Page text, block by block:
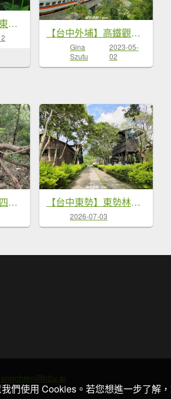
〔台中〕外埔水流東桐花步道，薑荷花農場
【台中外埔】高鐵觀景台、綠樹成蔭下賞桐花。 外埔水流東桐花步道
Gina
Szutu
2023-05-
02
【台中北屯】大坑四號步道x頭嵙山 【台中東勢】東勢林業文化園區x許良宇圖書館
2026-07-03
們使用 Cookies。若您想進一步了解